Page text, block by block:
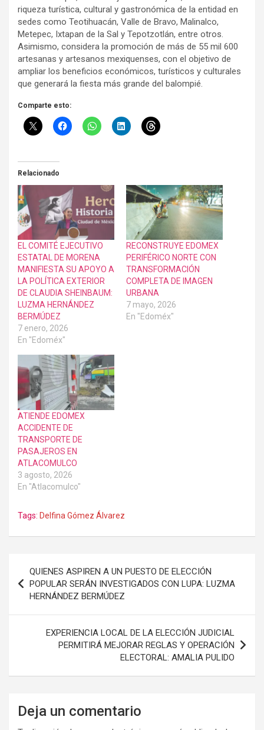
riqueza turística, cultural y gastronómica de la entidad en
sedes como Teotihuacán, Valle de Bravo, Malinalco,
Metepec, Ixtapan de la Sal y Tepotzotlán, entre otros.
Asimismo, considera la promoción de más de 55 mil 600
artesanas y artesanos mexiquenses, con el objetivo de
ampliar los beneficios económicos, turísticos y culturales
que generará la fiesta más grande del balompié.
Comparte esto:
Relacionado
EL COMITÉ EJECUTIVO
ESTATAL DE MORENA
MANIFIESTA SU APOYO A
LA POLÍTICA EXTERIOR
DE CLAUDIA SHEINBAUM:
LUZMA HERNÁNDEZ
BERMÚDEZ
7 enero, 2026
En "Edoméx"
RECONSTRUYE EDOMEX
PERIFÉRICO NORTE CON
TRANSFORMACIÓN
COMPLETA DE IMAGEN
URBANA
7 mayo, 2026
En "Edoméx"
ATIENDE EDOMEX
ACCIDENTE DE
TRANSPORTE DE
PASAJEROS EN
ATLACOMULCO
3 agosto, 2026
En "Atlacomulco"
Tags: Delfina Gómez Álvarez
de
entradas
QUIENES ASPIREN A UN PUESTO DE ELECCIÓN
POPULAR SERÁN INVESTIGADOS CON LUPA: LUZMA
HERNÁNDEZ BERMÚDEZ
EXPERIENCIA LOCAL DE LA ELECCIÓN JUDICIAL
PERMITIRÁ MEJORAR REGLAS Y OPERACIÓN
ELECTORAL: AMALIA PULIDO
Deja un comentario